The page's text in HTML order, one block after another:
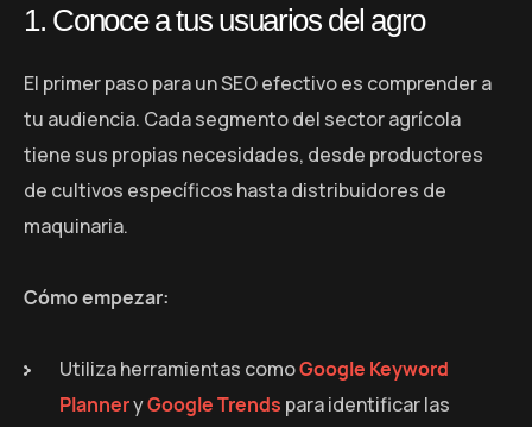
1. Conoce a tus usuarios del agro
El primer paso para un SEO efectivo es comprender a
tu audiencia. Cada segmento del sector agrícola
tiene sus propias necesidades, desde productores
de cultivos específicos hasta distribuidores de
maquinaria.
Cómo empezar:
Utiliza herramientas comoGoogle Keyword
PlanneryGoogle Trends para identificar las